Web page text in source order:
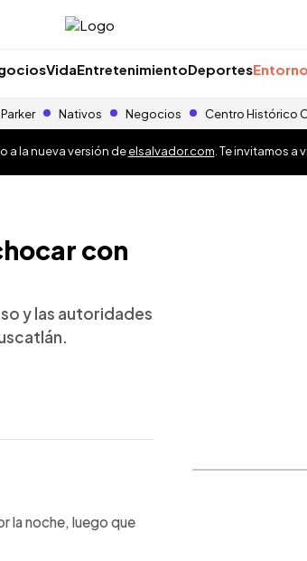
VidaEntretenimientoDeportes
Nativos Negocios Centro Histórico
a la nueva versión deelsalvador.com . Te invitamos
con
y las autoridades
la noche, luego que